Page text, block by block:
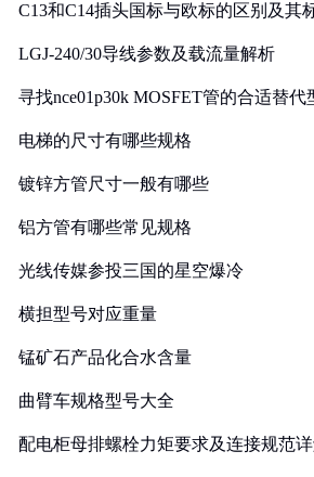
C13和C14插头国标与欧标的区别及其
LGJ-240/30导线参数及载流量解析
寻找nce01p30k MOSFET管的合适替代
电梯的尺寸有哪些规格
镀锌方管尺寸一般有哪些
铝方管有哪些常见规格
光线传媒参投三国的星空爆冷
横担型号对应重量
锰矿石产品化合水含量
曲臂车规格型号大全
配电柜母排螺栓力矩要求及连接规范